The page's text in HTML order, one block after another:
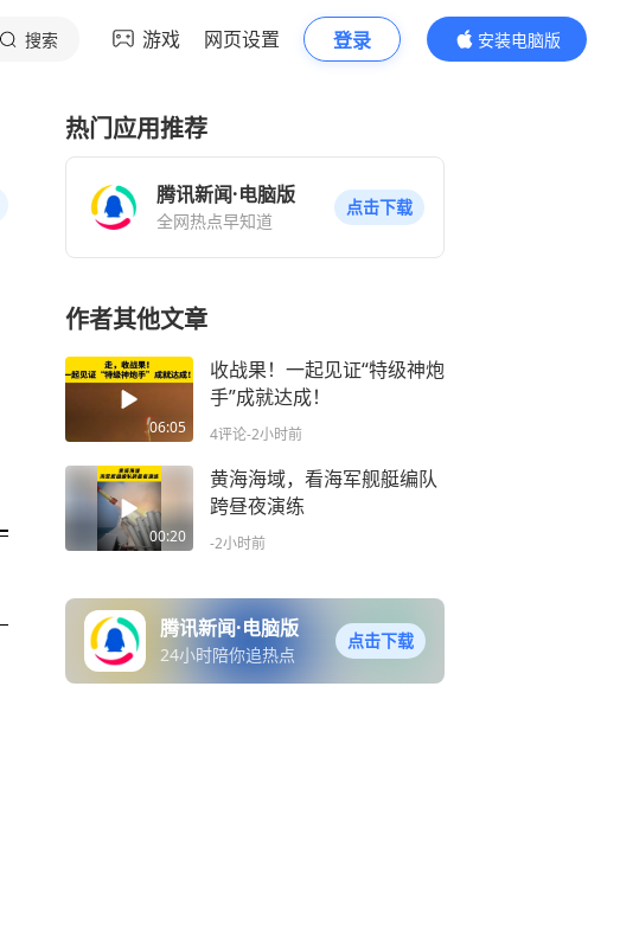
搜索 游戏 网页设置 登录
安装电脑版
内容更精彩
热门应用推荐
腾讯新闻·电脑版
全网热点早知道
点击下载
作者其他文章
06:05
收战果！一起见证“特级神炮
手”成就达成！
4评论-2小时前
00:20
黄海海域，看海军舰艇编队
跨昼夜演练
-2小时前
腾讯新闻·电脑版
24小时陪你追热点
点击下载